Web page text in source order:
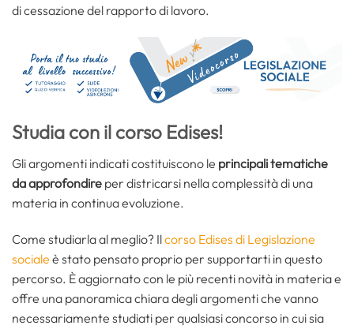
di cessazione del rapporto di lavoro.
Studia con il corso Edises!
Gli argomenti indicati costituiscono le principali tematiche
da approfondire per districarsi nella complessità di una
materia in continua evoluzione.
Come studiarla al meglio? Ilcorso Edises di Legislazione
sociale è stato pensato proprio per supportarti in questo
percorso. È aggiornato con le più recenti novità in materia e
offre una panoramica chiara degli argomenti che vanno
necessariamente studiati per qualsiasi concorso in cui sia